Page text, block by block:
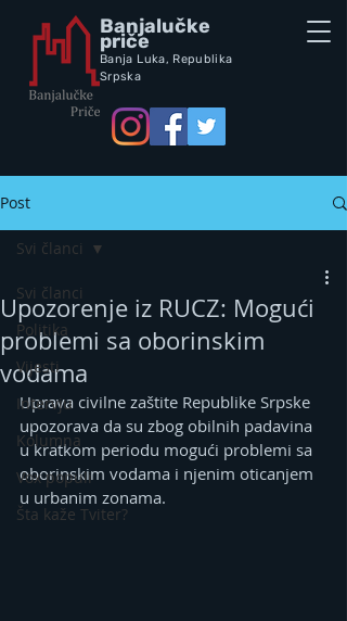
Banjalučke
priče
Banja Luka, Republika
Srpska
Post
Svi članci
Politika
Vijesti
Intervju
Kolumna
Vox populi
Šta kaže Tviter?
Svi članci
Upozorenje iz RUCZ: Mogući
problemi sa oborinskim
vodama
Uprava civilne zaštite Republike Srpske
upozorava da su zbog obilnih padavina
u kratkom periodu mogući problemi sa
oborinskim vodama i njenim oticanjem
u urbanim zonama.